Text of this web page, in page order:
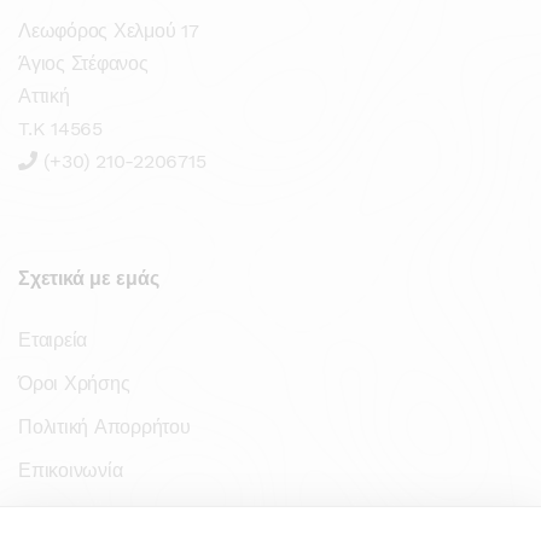
Λεωφόρος Χελμού 17
Άγιος Στέφανος
Αττική
T.K 14565
(+30) 210-2206715
Σχετικά με εμάς
Εταιρεία
Όροι Χρήσης
Πολιτική Απορρήτου
Επικοινωνία